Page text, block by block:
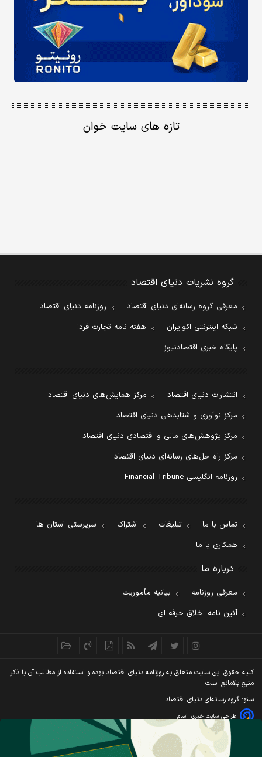
تازه های سایت خوان
گروه نشریات دنیای اقتصاد
معرفی گروه رسانه‌ای دنیای اقتصاد
روزنامه دنیای اقتصاد
شبکه اینترنتی اکوایران
هفته نامه تجارت فردا
پایگاه خبری اقتصادنیوز
انتشارات دنیای اقتصاد
مرکز همایش‌های دنیای اقتصاد
مرکز نوآوری و شتابدهی دنیای اقتصاد
مرکز پژوهش‌های مالی و اقتصادی دنیای اقتصاد
مرکز راه حل‌های رسانه‌ای دنیای اقتصاد
روزنامه انگلیسی Financial Tribune
تماس با ما تبلیغات اشتراک
سرپرستی استان ها
همکاری با ما
درباره ما
معرفی روزنامه
بیانیه مأموریت
آئین نامه اخلاق حرفه ای
کليه حقوق اين سايت متعلق به روزنامه دنيای اقتصاد بوده و استفاده از مطالب آن با ذکر
منبع بلامانع است
سئو: گروه رسانه‌ای دنیای اقتصاد
طراحی سایت خبری آسام